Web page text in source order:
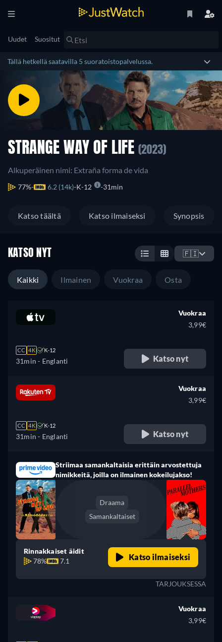
Uudet Suositut
Tällä hetkellä saatavilla 5 suoratoistopalvelussa.
STRANGE WAY OF LIFE (2023)
Alkuperäinen nimi: Extraña forma de vida
77% 6.2 (14k) K-12 31min
Katso täältä Katso ilmaiseksi Synopsis
KATSO NYT 🇫🇮
Kaikki Ilmainen Vuokraa Osta
CC 4K K-12
31min - Englanti
Vuokraa
3,99€
Katso nyt
CC 4K K-12
31min - Englanti
Vuokraa
3,99€
Katso nyt
Striimaa samankaltaisia erittäin arvostettuja
nimikkeitä, joilla on ilmainen kokeilujakso!
Draama
Samankaltaiset
Rinnakkaiset äidit
78%
7.1 Katso ilmaiseksi
TARJOUKSESSA
Vuokraa
3,99€